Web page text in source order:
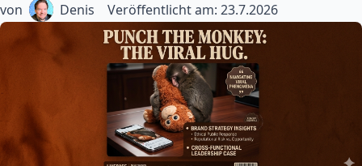
von Denis Veröffentlicht am: 23.7.2026